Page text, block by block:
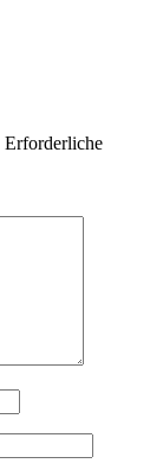
Erforderliche